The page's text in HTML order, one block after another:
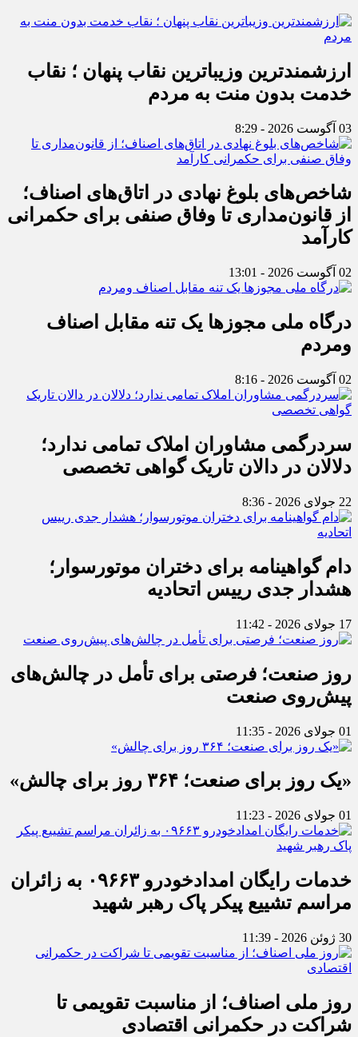
ارزشمندترین وزیباترین نقاب پنهان ؛ نقاب
خدمت بدون منت به مردم
03 آگوست 2026 - 8:29
شاخص‌های بلوغ نهادی در اتاق‌های اصناف؛
از قانون‌مداری تا وفاق صنفی برای حکمرانی
کارآمد
02 آگوست 2026 - 13:01
درگاه ملی مجوزها یک تنه مقابل اصناف
ومردم
02 آگوست 2026 - 8:16
سردرگمی مشاوران املاک تمامی ندارد؛
دلالان در دالان تاریک گواهی تخصصی
22 جولای 2026 - 8:36
دام گواهینامه برای دختران موتورسوار؛
هشدار جدی رییس اتحادیه
17 جولای 2026 - 11:42
روز صنعت؛ فرصتی برای تأمل در چالش‌های
پیش‌روی صنعت
01 جولای 2026 - 11:35
«یک روز برای صنعت؛ ۳۶۴ روز برای چالش»
01 جولای 2026 - 11:23
خدمات رایگان امدادخودرو ۰۹۶۶۳ به زائران
مراسم تشییع پیکر پاک رهبر شهید
30 ژوئن 2026 - 11:39
روز ملی اصناف؛ از مناسبت تقویمی تا
شراکت در حکمرانی اقتصادی